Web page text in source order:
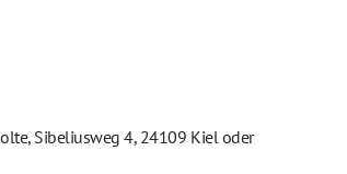
Sibeliusweg 4, 24109 Kiel oder